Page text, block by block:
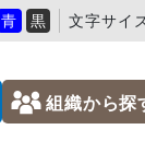
青 黒 文字サイ
組織から探